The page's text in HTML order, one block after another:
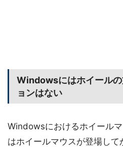
Windowsにはホイール
ョンはない
Windowsにおけるホイール
はホイールマウスが登場して